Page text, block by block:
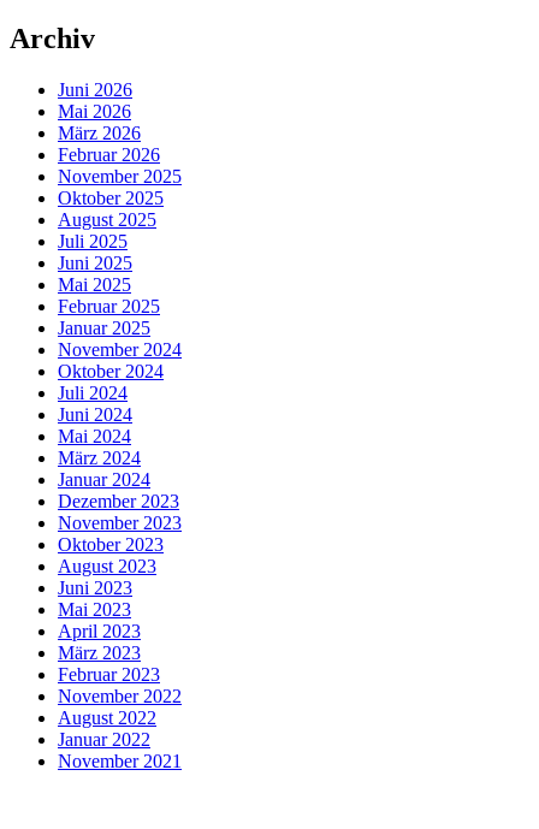
Archiv
Juni 2026
Mai 2026
März 2026
Februar 2026
November 2025
Oktober 2025
August 2025
Juli 2025
Juni 2025
Mai 2025
Februar 2025
Januar 2025
November 2024
Oktober 2024
Juli 2024
Juni 2024
Mai 2024
März 2024
Januar 2024
Dezember 2023
November 2023
Oktober 2023
August 2023
Juni 2023
Mai 2023
April 2023
März 2023
Februar 2023
November 2022
August 2022
Januar 2022
November 2021